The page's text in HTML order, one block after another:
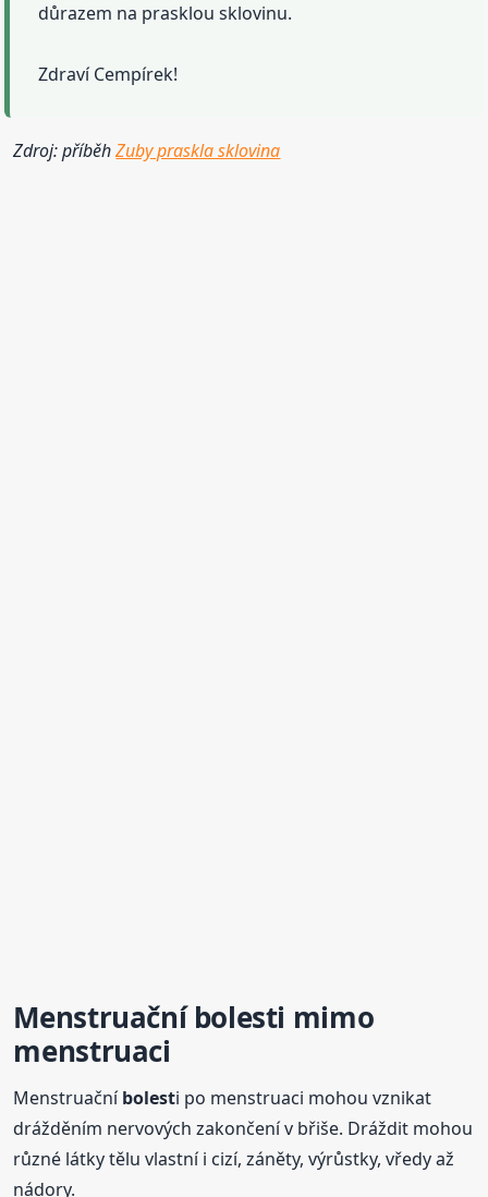
důrazem na prasklou sklovinu.
Zdraví Cempírek!
Zdroj: příběhZuby praskla sklovina
Menstruačníbolesti mimo
menstruaci
Menstruačníbolesti po menstruaci mohou vznikat
drážděním nervových zakončení v břiše. Dráždit mohou
různé látky tělu vlastní i cizí, záněty, výrůstky, vředy až
nádory.